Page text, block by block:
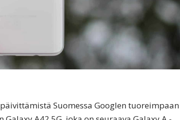
Suomessa Googlen tuoreimpaan